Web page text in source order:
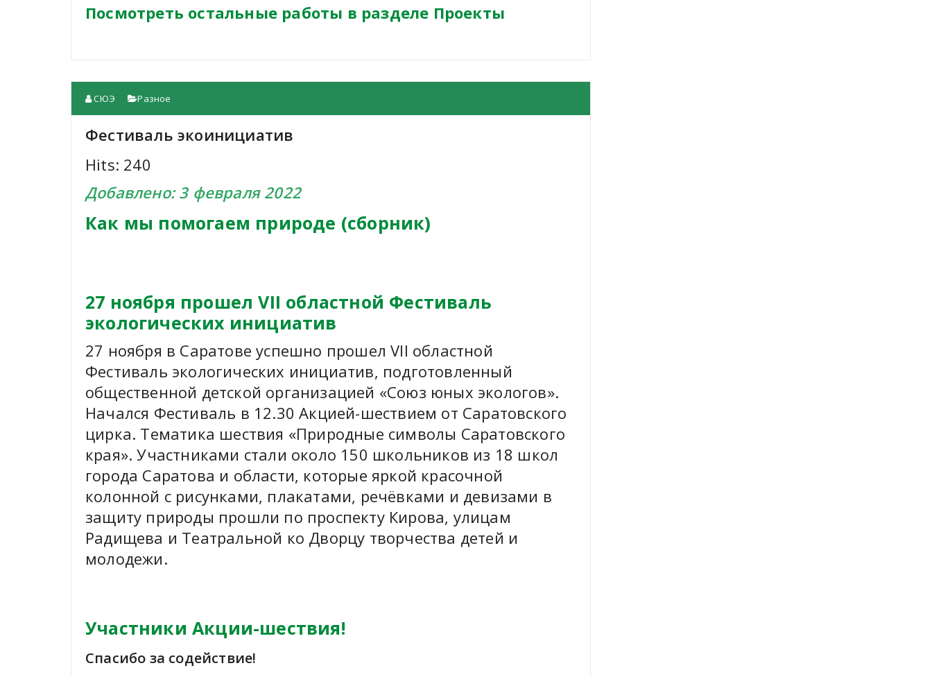
Посмотреть остальные работы в разделе Проекты
СЮЭ Разное
Фестиваль экоинициатив
Hits: 240
Добавлено: 3 февраля 2022
Как мы помогаем природе (сборник)
27 ноября прошел VII областной Фестиваль
экологических инициатив
27 ноября в Саратове успешно прошел VII областной
Фестиваль экологических инициатив, подготовленный
общественной детской организацией «Союз юных экологов».
Начался Фестиваль в 12.30 Акцией-шествием от Саратовского
цирка. Тематика шествия «Природные символы Саратовского
края». Участниками стали около 150 школьников из 18 школ
города Саратова и области, которые яркой красочной
колонной с рисунками, плакатами, речёвками и девизами в
защиту природы прошли по проспекту Кирова, улицам
Радищева и Театральной ко Дворцу творчества детей и
молодежи.
Участники Акции-шествия!
Спасибо за содействие!